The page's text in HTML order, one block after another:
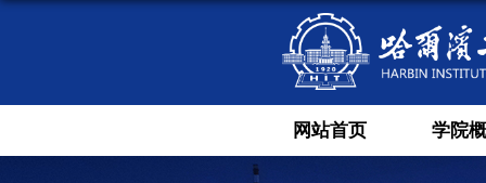
网站首页 学院